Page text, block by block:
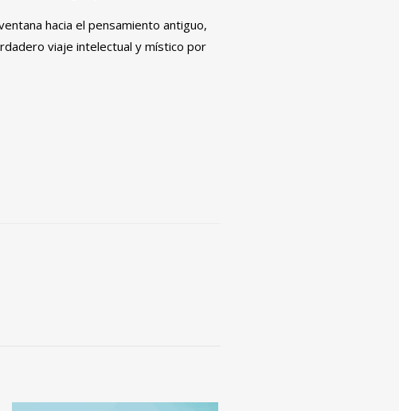
hacia el pensamiento antiguo,
viaje intelectual y místico por